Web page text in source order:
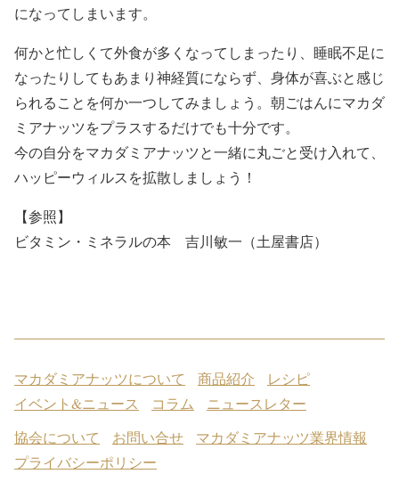
になってしまいます。
何かと忙しくて外食が多くなってしまったり、睡眠不足に
なったりしてもあまり神経質にならず、身体が喜ぶと感じ
られることを何か一つしてみましょう。朝ごはんにマカダ
ミアナッツをプラスするだけでも十分です。
今の自分をマカダミアナッツと一緒に丸ごと受け入れて、
ハッピーウィルスを拡散しましょう！
【参照】
ビタミン・ミネラルの本 吉川敏一（土屋書店）
マカダミアナッツについて 商品紹介
レシピ
イベント&ニュース
コラム
ニュースレター
協会について
お問い合せ
マカダミアナッツ業界情報
プライバシーポリシー